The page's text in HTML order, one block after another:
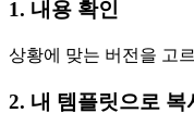
1. 내용 확인
상황에 맞는 버전을 고
2. 내 템플릿으로 복